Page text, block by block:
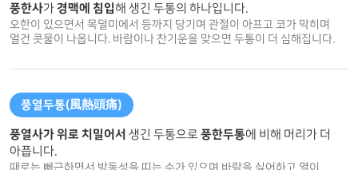
풍한사가경맥에 침입해 생긴 두통의 하나입니다.
오한이 있으면서 목덜미에서 등까지 당기며 관절이 아프고 코가 막히며
멀건 콧물이 나옵니다. 바람이나 찬기운을 맞으면 두통이 더 심해집니다.
풍열두통(風熱頭痛)
풍열사가위로 치밀어서 생긴 두통으로 풍한두통에 비해 머리가 더
아픕니다.
때로는 뻐근하면서 박동성을 띠는 수가 있으며 바람을 싫어하고 열이